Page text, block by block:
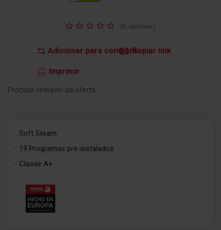
Adicionar para compararCopiar link
Imprimir
Produto retirado da oferta
Classificação: (0 opiniões )
Soft Steam
19 Programas pré-instalados
Classe A+